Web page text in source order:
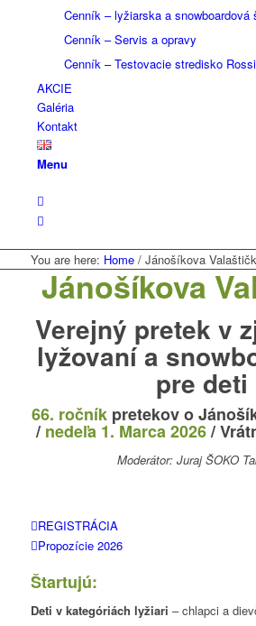
Cenník – lyžiarska a snowboardová
Cenník – Servis a opravy
Cenník – Testovacie stredisko
AKCIE
Galéria
Kontakt
Menu
You are here: Home / Jánošíkova
Jánošíkova
Verejný pretek v
lyžovaní a
pre deti
66. ročník pretekov o
/ nedeľa 1. Marca 2026/
Moderátor: Juraj ŠOKO
REGISTRÁCIA
Propozície 2026
Štartujú:
Deti v kategóriách lyžiari – chlapci a